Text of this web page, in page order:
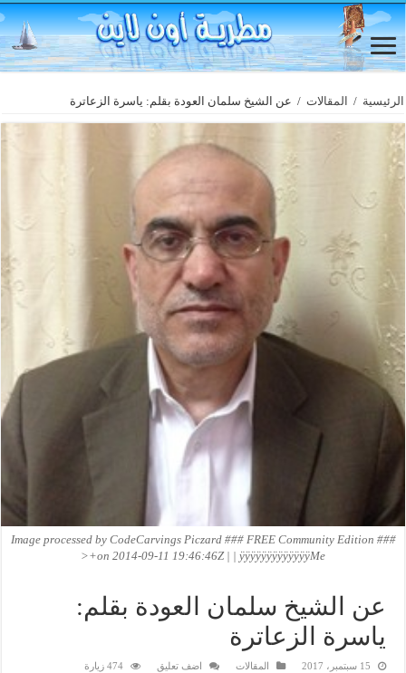
الرئيسية / المقالات / عن الشيخ سلمان العودة بقلم: ياسرة الزعاترة
Image processed by CodeCarvings Piczard ### FREE Community Edition ###
on 2014-09-11 19:46:46Z | | ÿÿÿÿÿÿÿÿÿÿÿÿÿMe+<
عن الشيخ سلمان العودة بقلم:
ياسرة الزعاترة
15 سبتمبر، 2017 المقالات اضف تعليق 474 زيارة